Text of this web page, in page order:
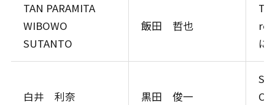
TAN PARAMITA
WIBOWO
SUTANTO
飯田 哲也
に
白井 利奈 黒田 俊一